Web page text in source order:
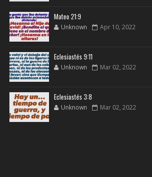
Mateo 21:9
Unknown Apr 10, 2022
Eclesiastés 9:11
Unknown Mar 02, 2022
Eclesiastés 3:8
Unknown Mar 02, 2022